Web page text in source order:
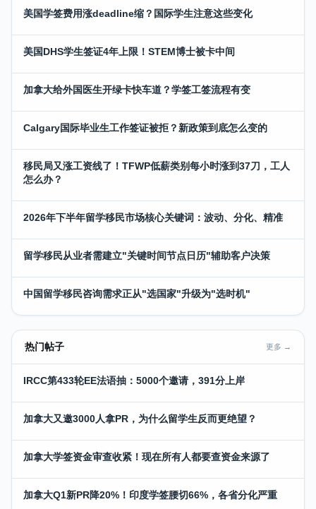
美国学签费用涨deadline缩？国际学生注意这些变化
美国DHS学生签证4年上限！STEM博士被卡中间
加拿大给外国医生开绿卡快车道？学签工签流程有变
Calgary国际毕业生工作签证被拒？新政策到底怎么变的
移民局又涨工资线了！TFWP低薪类别每小时涨到37刀，工人
怎么办？
2026年下半年留学移民市场核心关键词：波动、分化、精准
留学移民从业者需建立"关键时间节点日历"辅助客户决策
中国留学移民咨询需求正从"选国家"升级为"选时机"
热门帖子 更多 →
IRCC第433轮EE法语抽：5000个邀请，391分上岸
加拿大又邀3000人拿PR，为什么留学生反而更绝望？
加拿大学签资金审查收紧！现在所有人都要查资金来源了
加拿大Q1新PR降20%！印度学签腰切66%，各省分化严重